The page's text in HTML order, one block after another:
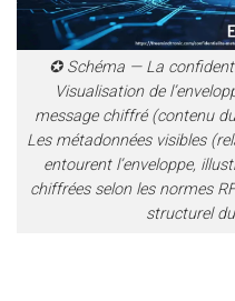
✪ Schéma — La
Visualisation de
message chiffré (contenu
Les métadonnées visibles
entourent l’enveloppe,
chiffrées selon les normes
structurel